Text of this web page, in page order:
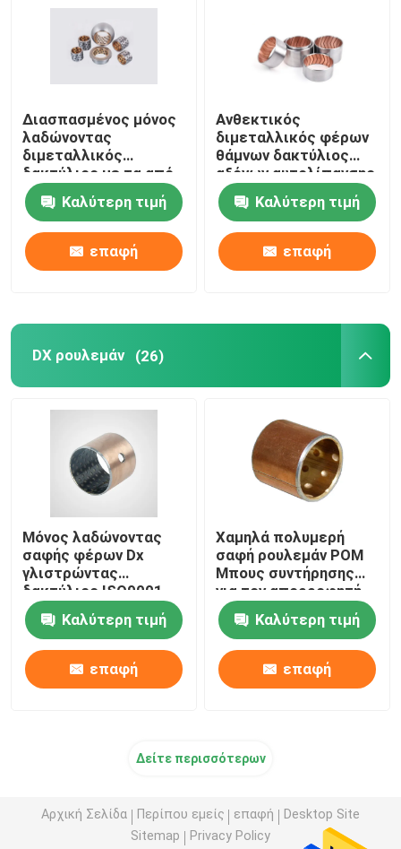
Διασπασμένος μόνος
λαδώνοντας
διμεταλλικός
δακτύλιος με τα από
γραφίτη
επεξεργασμένα στη
μηχανή ακρίβεια
συστατικά
Καλύτερη τιμή
επαφή
Ανθεκτικός
διμεταλλικός φέρων
θάμνων δακτύλιος
αξόνων αυτολίπανσης
με λεπτούς τοίχους
Καλύτερη τιμή
επαφή
DX ρουλεμάν (26)
Μόνος λαδώνοντας
σαφής φέρων Dx
γλιστρώντας
δακτύλιος ISO9001
CCVK εγκεκριμένος
Καλύτερη τιμή
επαφή
Χαμηλά πολυμερή
σαφή ρουλεμάν POM
Μπους συντήρησης
για τον απορροφητή
κλονισμού
μοτοσικλετών
Καλύτερη τιμή
επαφή
Δείτε περισσότερων
Αρχική Σελίδα Περίπου εμείς επαφή
Desktop Site
Sitemap
Privacy Policy